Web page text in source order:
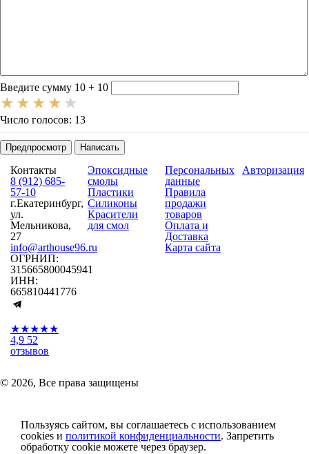
-
Введите сумму 10 + 10
Число голосов: 13
Предпросмотр Написать
Контакты
8 (912) 685-
57-10
г.Екатеринбург,
ул.
Мельникова,
27
info@arthouse96.ru
ОГРНИП:
315665800045941
ИНН:
665810441776
★★★★★
4,9 52
отзывов
Эпоксидные
смолы
Пластики
Силиконы
Красители
для смол
Персональных
данные
Правила
продажи
товаров
Оплата и
Доставка
Карта сайта
Авторизация
© 2026, Все права защищены
Пользуясь сайтом, вы соглашаетесь с использованием
cookies и политикой конфиденциальности. Запретить
обработку cookie можете через браузер.